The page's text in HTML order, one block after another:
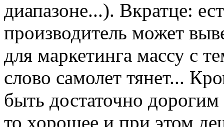
диапазоне...). Вкратце:
производитель может
для маркетинга массу с
слово самолет тянет...
быть достаточно
то хорошее и при этом